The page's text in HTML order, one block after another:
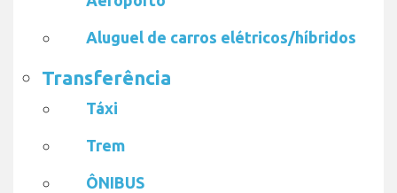
Aluguel de carros elétricos/híbridos
Transferência
Táxi
Trem
ÔNIBUS